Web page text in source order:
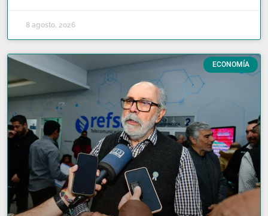
8 agosto, 2026
ECONOMÍA